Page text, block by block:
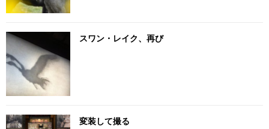
スワン・レイク、再び
変装して撮る